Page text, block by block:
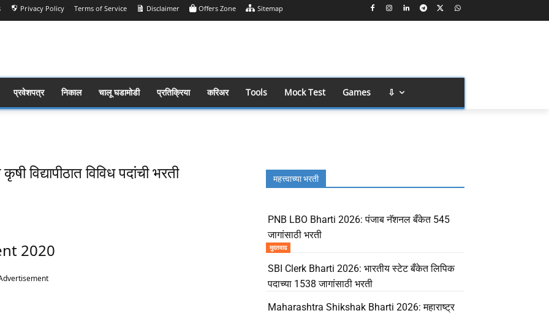
Privacy Policy Terms of Service Disclaimer Offers Zone Sitemap
प्रवेशपत्र निकाल चालू घडामोडी प्रतिक्रिया करिअर Tools Mock Test Games ⇩
विद्यापीठात विविध पदांची भरती
2020
महत्त्वाच्या भरती
PNB LBO Bharti 2026: पंजाब नॅशनल बँकेत 545
जागांसाठी भरती
मुदतवाढ
SBI Clerk Bharti 2026: भारतीय स्टेट बँकेत लिपिक
पदाच्या 1538 जागांसाठी भरती
Maharashtra Shikshak Bharti 2026: महाराष्ट्र